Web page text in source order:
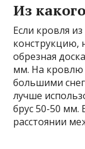
Из
Если кровля
конструкцию,
обрезная
мм. На кровлю
большими
лучше
брус 50-50 мм.
расстоянии